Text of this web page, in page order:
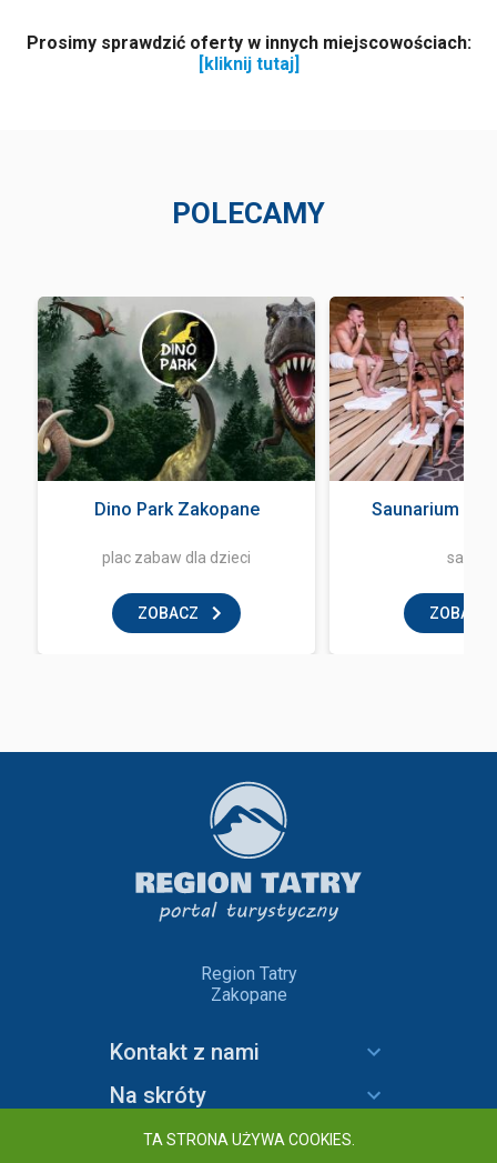
Prosimy sprawdzić oferty w innych miejscowościach:
[kliknij tutaj]
POLECAMY
Dino Park Zakopane
plac zabaw dla dzieci
ZOBACZ
Saunarium
sauna
ZOBACZ
Region Tatry
Zakopane
Kontakt z nami
Na skróty
Informacje
TA STRONA UŻYWA COOKIES.